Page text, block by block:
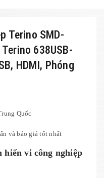
Terino SMD-
638USB-
HDMI, Phóng
Quốc
và báo giá tốt nhất
hiển vi công nghiệp